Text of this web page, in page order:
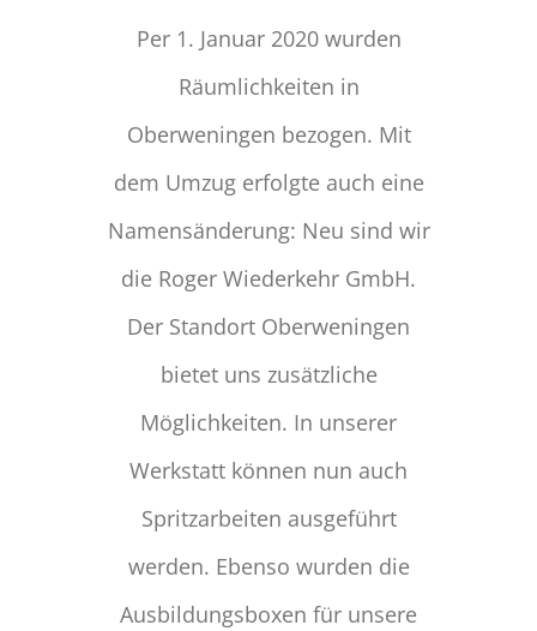
Per 1. Januar 2020 wurden
Räumlichkeiten in
Oberweningen bezogen. Mit
dem Umzug erfolgte auch eine
Namensänderung: Neu sind wir
die Roger Wiederkehr GmbH.
Der Standort Oberweningen
bietet uns zusätzliche
Möglichkeiten. In unserer
Werkstatt können nun auch
Spritzarbeiten ausgeführt
werden. Ebenso wurden die
Ausbildungsboxen für unsere